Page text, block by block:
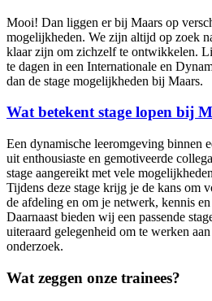
Mooi! Dan liggen er bij Maars op
mogelijkheden. We zijn altijd op zoek
klaar zijn om zichzelf te ontwikkelen.
te dagen in een Internationale en
dan de stage mogelijkheden bij Maars.
Wat betekent stage lopen bij
Een dynamische leeromgeving binnen
uit enthousiaste en gemotiveerde
stage aangereikt met vele
Tijdens deze stage krijg je de kans om
de afdeling en om je netwerk, kennis
Daarnaast bieden wij een passende
uiteraard gelegenheid om te werken
onderzoek.
Wat zeggen onze trainees?